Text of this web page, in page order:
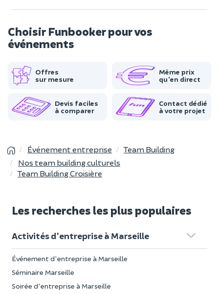
Choisir Funbooker pour vos
événements
Offres
sur mesure
Même prix
qu'en direct
Devis faciles
à comparer
Contact dédié
à votre projet
Événement entreprise
Team Building
Nos team building culturels
Team Building Croisière
Les recherches les plus populaires
Activités d'entreprise à Marseille
Événement d'entreprise à Marseille
Séminaire Marseille
Soirée d'entreprise à Marseille